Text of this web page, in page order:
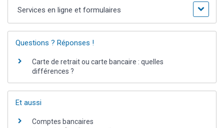
Services en ligne et formulaires
Questions ? Réponses !
Carte de retrait ou carte bancaire : quelles
différences ?
Et aussi
Comptes bancaires